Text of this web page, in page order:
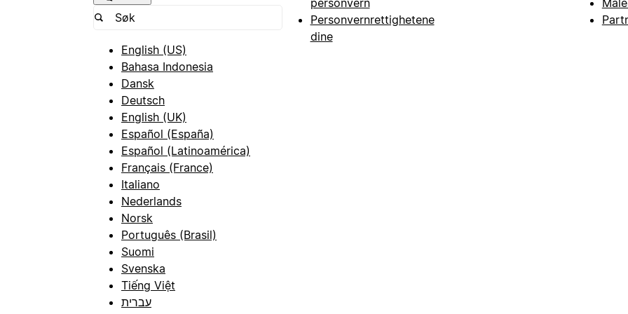
English (US)
Bahasa Indonesia
Dansk
Deutsch
English (UK)
Español (España)
Español (Latinoamérica)
Français (France)
Italiano
Nederlands
Norsk
Português (Brasil)
Suomi
Svenska
Tiếng Việt
עברית
personvern
Personvernrettighetene
dine